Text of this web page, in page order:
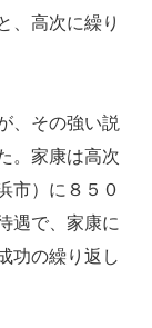
、高次に繰り
、その強い説
。家康は高次
市）に８５０
遇で、家康に
功の繰り返し